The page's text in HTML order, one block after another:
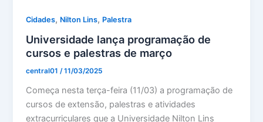
Cidades, Nilton Lins, Palestra
Universidade lança programação de
cursos e palestras de março
central01/11/03/2025
Começa nesta terça-feira (11/03) a programação de
cursos de extensão, palestras e atividades
extracurriculares que a Universidade Nilton Lins